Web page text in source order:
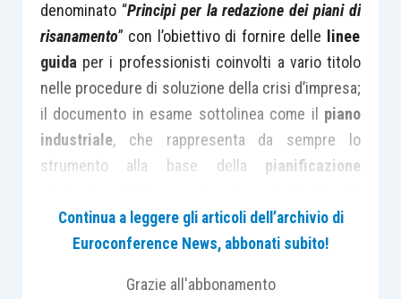
denominato “Principi per la redazione dei piani di
risanamento” con l’obiettivo di fornire delle
linee
guida per i professionisti coinvolti a vario titolo
nelle procedure di soluzione della crisi d’impresa;
il documento in esame sottolinea come il piano
industriale, che rappresenta da sempre lo
strumento alla base della pianificazione
aziendaleun ruolo sempre più rilevante anche in
virtù dei richiami normativi dettati dalla legge
Continua a leggere gli articoli dell’archivio di
Euroconference News, abbonati subito!
Grazie all'abbonamento